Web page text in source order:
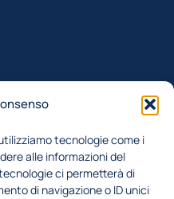
tecnologie come i
alle informazioni del
ci permetterà di
di navigazione o ID unici
aggiornato
miei dati,
informativa